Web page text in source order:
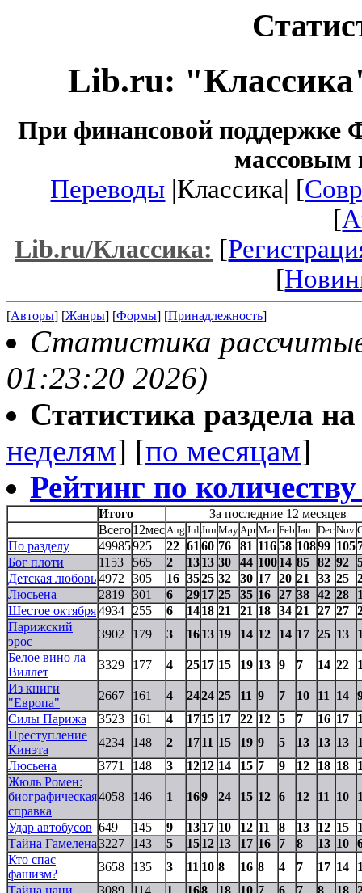
Lib.ru:
При финансовой поддержке
массовым
Переводы |Классика| [
[
Lib.ru/Классика: [
[
[Авторы] [Жанры] [Формы] [Принадлежность]
Статистика
01:23:20 2026)
Статистика раздела
неделям] [по месяцам]
Рейтинг по
Итого
За последние 12 месяцев
Всего12мес Aug Jul Jun May AprMar Feb Jan DecNov
По разделу 49985925 22 61 60 76 81 11658 10899 105
Бог плоти
1153 565 2 1313 30 44 10014 85 82 92
Детская любовь4972 305 16 3525 32 30 17 20 21 33 25
Люсьена
2819 301 6 2917 25 35 16 27 38 42 28
Шестое октября4934 255 6 1418 21 21 18 34 21 27 27
Парижский
эрос
3902 179 3 1613 19 14 12 14 17 25 13
Белое вино ла
Виллет
3329 177 4 2517 15 19 13 9 7 14 22
Из книги
"Европа"
2667 161 4 2424 25 11 9 7 10 11 14
Силы Парижа
3523 161 4 1715 17 22 12 5 7 16 17
Преступление
Кинэта
4234 148 2 1711 15 19 9 5 13 13 13
Люсьена
3771 148 3 1212 14 15 7 9 12 18 18
Жюль Ромен:
биографическая
справка
4058 146 1 169 24 15 12 6 12 11 10
Удар автобусов 649 145 9 1317 10 12 11 8 13 12 15
Тайна Гамелена3227 143 5 1512 13 17 16 7 8 13 10
Кто спас
фашизм?
3658 135 3 11 10 8 16 8 4 7 17 14
Тайна наци
3089 114 1 168 18 10 7 6 7 8 18